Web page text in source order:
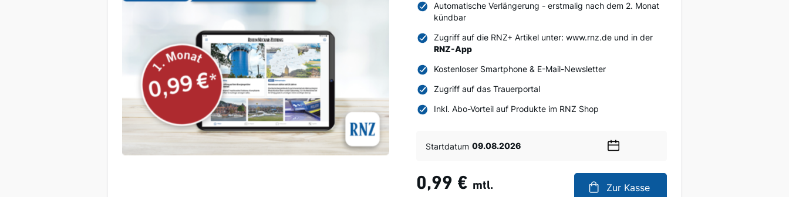
Automatische Verlängerung - erstmalig nach dem 2. Monat
kündbar
Zugriff auf die RNZ+ Artikel unter: www.rnz.de und in der
RNZ-App
Kostenloser Smartphone & E-Mail-Newsletter
Zugriff auf das Trauerportal
Inkl. Abo-Vorteil auf Produkte im RNZ Shop
Startdatum
Datum
mtl.
0,99 € Zur Kasse